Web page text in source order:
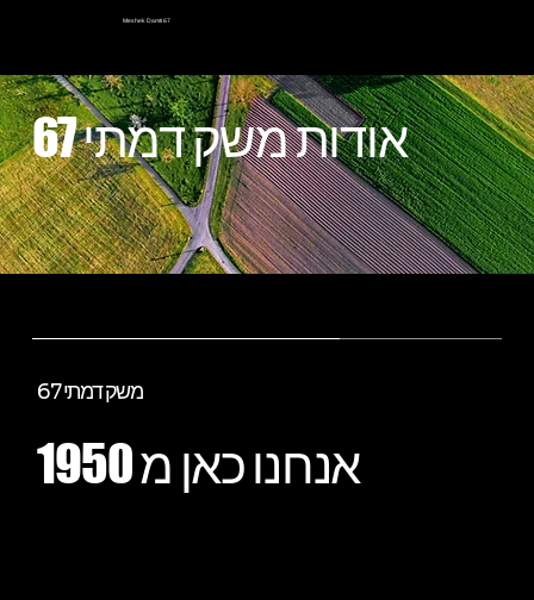
Meshek Damti 67
אודות משק דמתי 67
משק דמתי 67
אנחנו כאן מ 1950